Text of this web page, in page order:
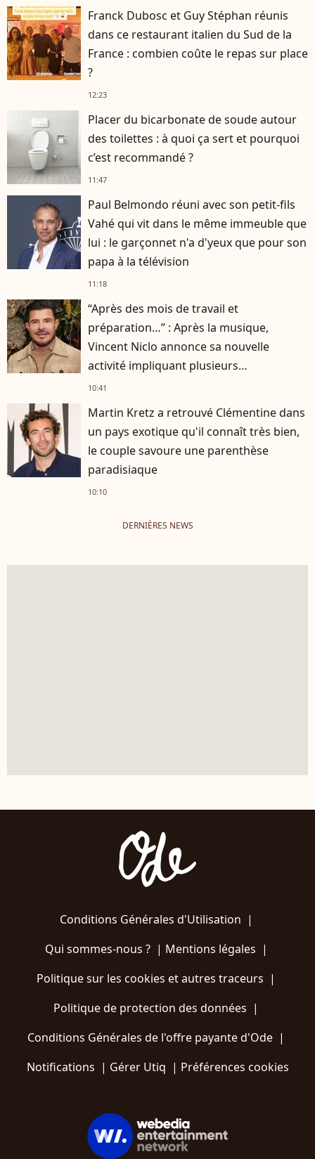
Franck Dubosc et Guy Stéphan réunis
dans ce restaurant italien du Sud de la
France : combien coûte le repas sur place
?
12:23
Placer du bicarbonate de soude autour
des toilettes : à quoi ça sert et pourquoi
c’est recommandé ?
11:47
Paul Belmondo réuni avec son petit-fils
Vahé qui vit dans le même immeuble que
lui : le garçonnet n'a d'yeux que pour son
papa à la télévision
11:18
“Après des mois de travail et
préparation…” : Après la musique,
Vincent Niclo annonce sa nouvelle
activité impliquant plusieurs
personnalités
10:41
Martin Kretz a retrouvé Clémentine dans
un pays exotique qu'il connaît très bien,
le couple savoure une parenthèse
paradisiaque
10:10
DERNIÈRES NEWS
Conditions Générales d'Utilisation |
Qui sommes-nous ?| Mentions légales |
Politique sur les cookies et autres traceurs |
Politique de protection des données |
Conditions Générales de l'offre payante d'Ode |
Notifications | Gérer Utiq | Préférences cookies